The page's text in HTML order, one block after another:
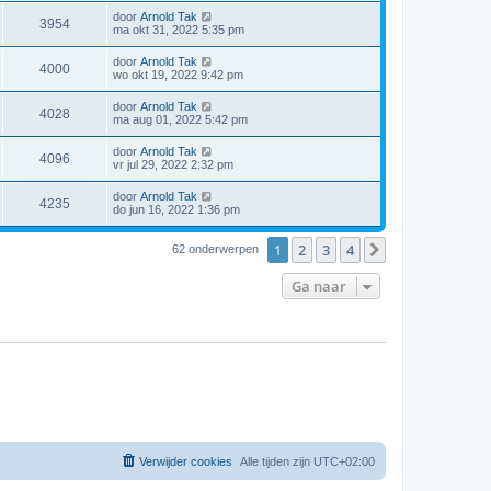
3954 door Arnold Tak
ma okt 31, 2022 5:35 pm
4000 door Arnold Tak
wo okt 19, 2022 9:42 pm
4028 door Arnold Tak
ma aug 01, 2022 5:42 pm
4096 door Arnold Tak
vr jul 29, 2022 2:32 pm
4235 door Arnold Tak
do jun 16, 2022 1:36 pm
62 onderwerpen 1 2 3 4
Ga naar
Alle tijden zijn UTC+02:00
Verwijder cookies